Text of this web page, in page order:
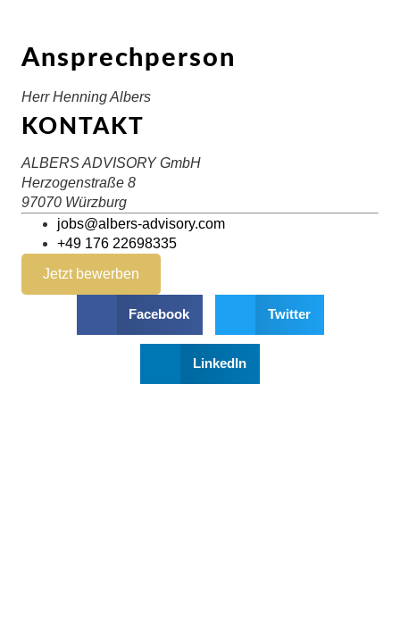
Ansprechperson
Herr Henning Albers
KONTAKT
ALBERS ADVISORY GmbH
Herzogenstraße 8
97070 Würzburg
jobs@albers-advisory.com
+49 176 22698335
Jetzt bewerben
Facebook Twitter
LinkedIn